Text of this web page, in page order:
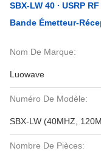
SBX-LW 40 ∙ USRP
Bande Émetteur-
Nom De Marque:
Luowave
Numéro De Modèle:
SBX-LW (40MHZ,
Nombre De Pièces: